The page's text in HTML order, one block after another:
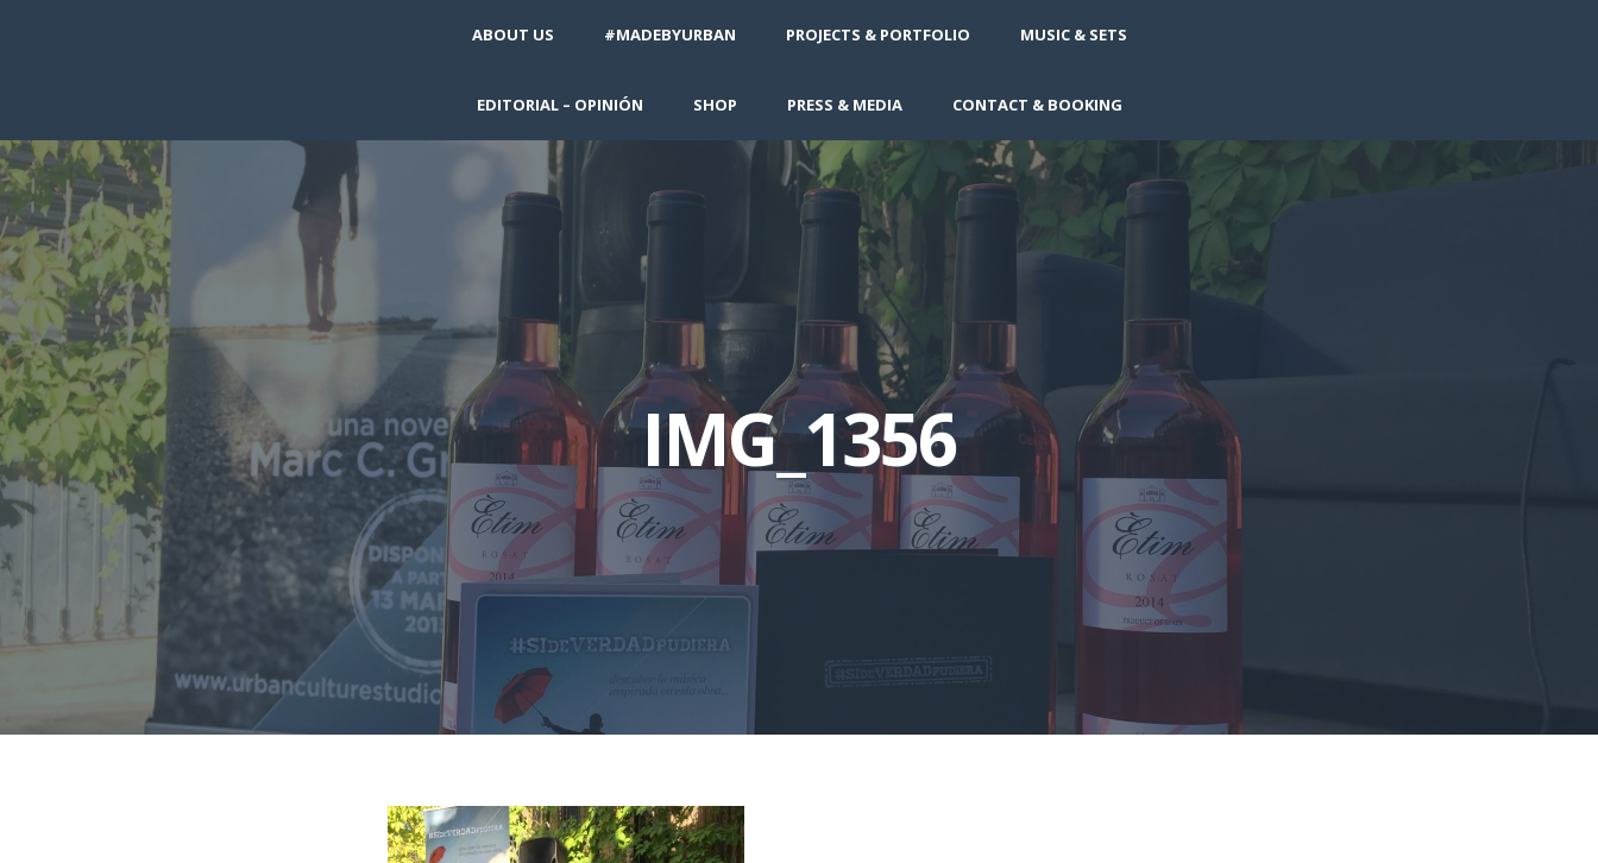
ABOUT US #MADEBYURBAN PROJECTS & PORTFOLIO MUSIC & SETS
EDITORIAL – OPINIÓN SHOP PRESS & MEDIA CONTACT & BOOKING
IMG_1356